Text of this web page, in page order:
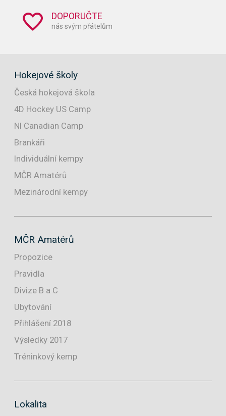
DOPORUČTE
nás svým přátelům
Hokejové školy
Česká hokejová škola
4D Hockey US Camp
NI Canadian Camp
Brankáři
Individuální kempy
MČR Amatérů
Mezinárodní kempy
MČR Amatérů
Propozice
Pravidla
Divize B a C
Ubytování
Přihlášení 2018
Výsledky 2017
Tréninkový kemp
Lokalita